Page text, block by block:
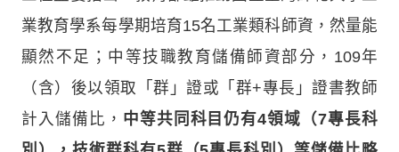
業教育學系每學期培育15名工業類科師資，然量能
顯然不足；中等技職教育儲備師資部分，109年
（含）後以領取「群」證或「群+專長」證書教師
計入儲備比， 中等共同科目仍有4領域（7專長科